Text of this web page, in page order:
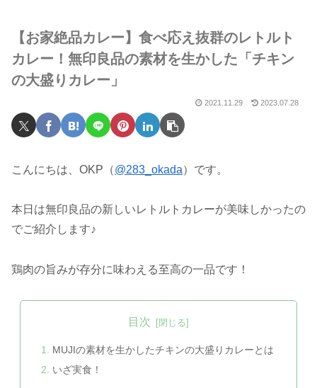
【お家絶品カレー】食べ応え抜群のレトルト
カレー！無印良品の素材を生かした「チキン
の大盛りカレー」
2021.11.29 2023.07.28
こんにちは、OKP（@283_okada）です。
本日は無印良品の新しいレトルトカレーが美味しかったの
でご紹介します♪
鶏肉の旨みが存分に味わえる至高の一品です！
目次
MUJIの素材を生かしたチキンの大盛りカレーとは
いざ実食！